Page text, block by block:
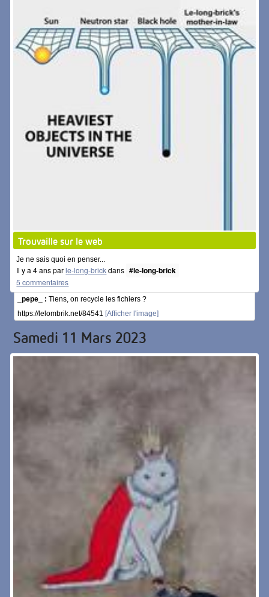
Trouvaille sur le web
Je ne sais quoi en penser...
Il y a 4 ans parle-long-brickdans #le-long-brick
5 commentaires
_pepe_ : Tiens, on recycle les fichiers ?
https://lelombrik.net/84541 [Afficher l'image]
Samedi 11 Mars 2023